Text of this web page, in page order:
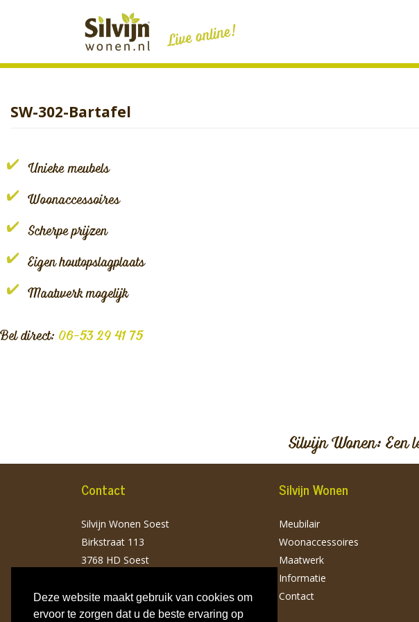
Deze website maakt gebruik van cookies om
ervoor te zorgen dat u de beste ervaring op
SW-302-Bartafel
Unieke meubels
Woonaccessoires
Scherpe prijzen
Eigen houtopslagplaats
Maatwerk mogelijk
Bel direct: 06-53 29 41 75
Silvijn Wonen: Een
Contact
Silvijn Wonen Soest
Birkstraat 113
3768 HD Soest
info@silvijnwonen.nl
Silvijn Wonen
Meubilair
Woonaccessoires
Maatwerk
Informatie
Contact